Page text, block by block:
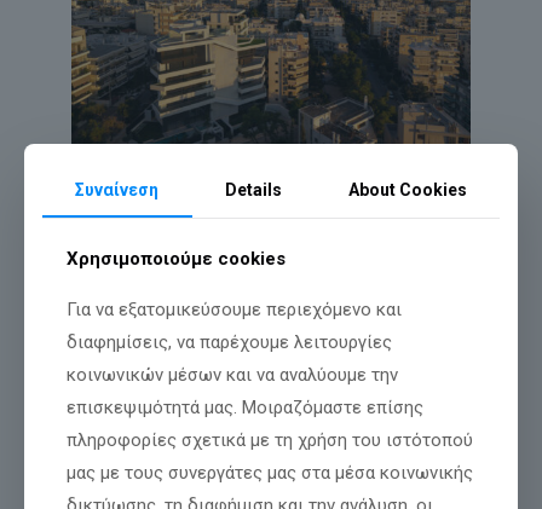
Συναίνεση Details About Cookies
Χρησιμοποιούμε cookies
Για να εξατομικεύσουμε περιεχόμενο και
διαφημίσεις, να παρέχουμε λειτουργίες
κοινωνικών μέσων και να αναλύουμε την
επισκεψιμότητά μας. Μοιραζόμαστε επίσης
πληροφορίες σχετικά με τη χρήση του ιστότοπού
μας με τους συνεργάτες μας στα μέσα κοινωνικής